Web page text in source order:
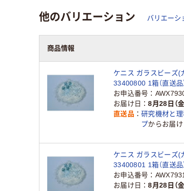
他のバリエーション バリエーシ
商品情報
ケニス ガラスビーズ(
33400800 1箱（直送品
お申込番号
お届け日
8月28日（
直送品
研究機材と
プからお届け
ケニス ガラスビーズ(
33400801 1箱（直送品
お申込番号
AWX7931
お届け日
8月28日（